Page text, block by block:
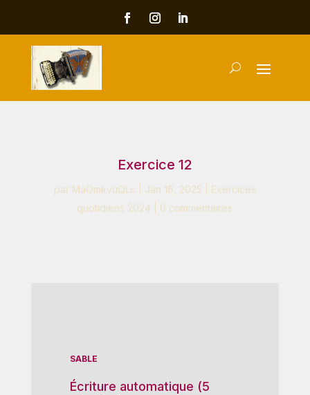
Exercice 12
par MaOmkvuQLc Jan 16, 2025
Exercices
quotidiens 2024
0 commentaires
SABLE
Écriture automatique (5